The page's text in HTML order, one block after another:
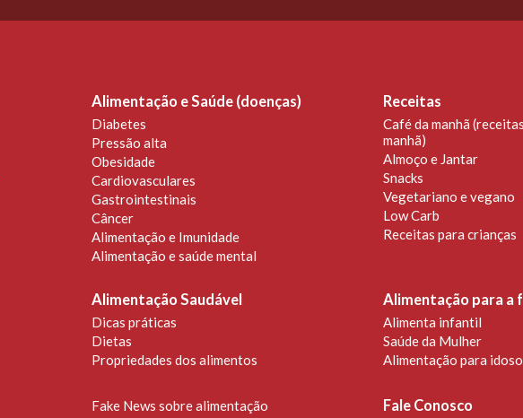
Alimentação e Saúde (doenças)
Diabetes
Pressão alta
Obesidade
Cardiovasculares
Gastrointestinais
Câncer
Alimentação e Imunidade
Alimentação e saúde mental
Receitas
Café da manhã
manhã)
Almoço e Jantar
Snacks
Vegetariano e vegano
Low Carb
Receitas para crianças
Alimentação Saudável
Dicas práticas
Dietas
Propriedades dos alimentos
Alimentação para a
Alimenta infantil
Saúde da Mulher
Alimentação para
Fake News sobre alimentação
Fale Conosco